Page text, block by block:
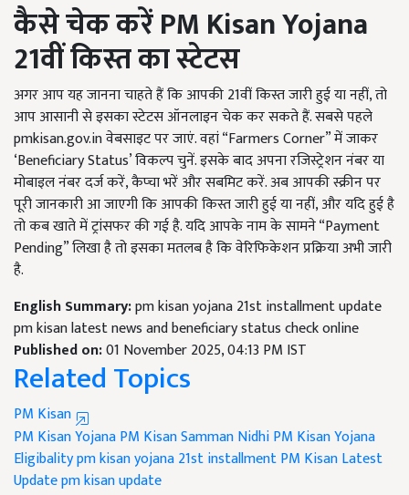
कैसे चेक करें PM Kisan Yojana
21वीं किस्त का स्टेटस
अगर आप यह जानना चाहते हैं कि आपकी 21वीं किस्त जारी हुई या नहीं, तो
आप आसानी से इसका स्टेटस ऑनलाइन चेक कर सकते हैं. सबसे पहले
pmkisan.gov.in वेबसाइट पर जाएं. वहां “Farmers Corner” में जाकर
‘Beneficiary Status’ विकल्प चुनें. इसके बाद अपना रजिस्ट्रेशन नंबर या
मोबाइल नंबर दर्ज करें, कैप्चा भरें और सबमिट करें. अब आपकी स्क्रीन पर
पूरी जानकारी आ जाएगी कि आपकी किस्त जारी हुई या नहीं, और यदि हुई है
तो कब खाते में ट्रांसफर की गई है. यदि आपके नाम के सामने “Payment
Pending” लिखा है तो इसका मतलब है कि वेरिफिकेशन प्रक्रिया अभी जारी
है.
English Summary:pm kisan yojana 21st installment update
pm kisan latest news and beneficiary status check online
Published on:01 November 2025, 04:13 PM IST
Related Topics
PM Kisan
PM Kisan YojanaPM Kisan Samman NidhiPM Kisan Yojana
Eligibalitypm kisan yojana 21st installmentPM Kisan Latest
Updatepm kisan update